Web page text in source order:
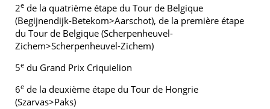
2e de la quatrième étape du Tour de Belgique
(Begijnendijk-Betekom>Aarschot), de la première étape
du Tour de Belgique (Scherpenheuvel-
Zichem>Scherpenheuvel-Zichem)
5e du Grand Prix Criquielion
6e de la deuxième étape du Tour de Hongrie
(Szarvas>Paks)